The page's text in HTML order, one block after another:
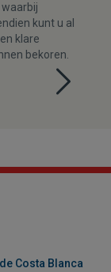
kunt u al
klare
bekoren.
Costa Blanca